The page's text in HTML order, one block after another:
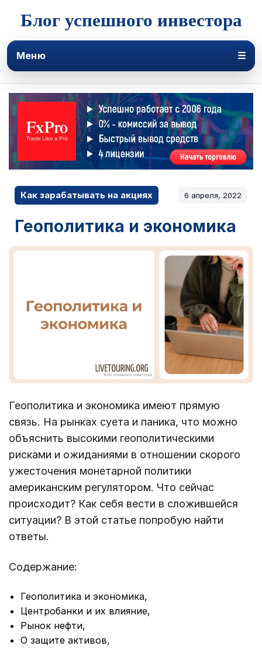
Блог успешного инвестора
Меню ☰
Как зарабатывать на акциях 6 апреля, 2022
Геополитика и экономика
Геополитика и экономика имеют прямую
связь. На рынках суета и паника, что можно
объяснить высокими геополитическими
рисками и ожиданиями в отношении скорого
ужесточения монетарной политики
американским регулятором. Что сейчас
происходит? Как себя вести в сложившейся
ситуации? В этой статье попробую найти
ответы.
Содержание:
Геополитика и экономика,
Центробанки и их влияние,
Рынок нефти,
О защите активов,